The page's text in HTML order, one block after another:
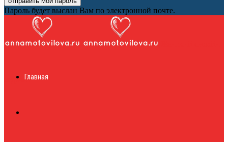
Пароль будет выслан Вам по электронной почте.
журналГлавная